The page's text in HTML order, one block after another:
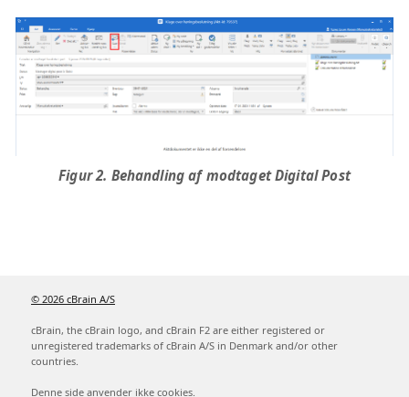
Figur 2. Behandling af modtaget Digital Post
© 2026 cBrain A/S
cBrain, the cBrain logo, and cBrain F2 are either registered or
unregistered trademarks of cBrain A/S in Denmark and/or other
countries.
Denne side anvender ikke cookies.